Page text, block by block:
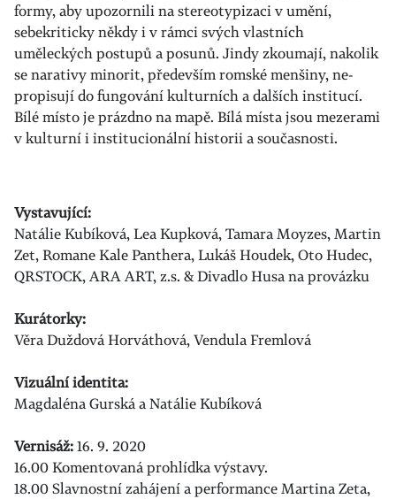
formy, aby upozornili na stereotypizaci v umění,
sebekriticky někdy i v rámci svých vlastních
uměleckých postupů a posunů. Jindy zkoumají, nakolik
se narativy minorit, především romské menšiny, ne-
propisují do fungování kulturních a dalších institucí.
Bílé místo je prázdno na mapě. Bílá místa jsou mezerami
v kulturní i institucionální historii a současnosti.
Vystavující:
Natálie Kubíková, Lea Kupková, Tamara Moyzes, Martin
Zet, Romane Kale Panthera, Lukáš Houdek, Oto Hudec,
QRSTOCK, ARA ART, z.s. & Divadlo Husa na provázku
Kurátorky:
Věra Duždová Horváthová, Vendula Fremlová
Vizuální identita:
Magdaléna Gurská a Natálie Kubíková
Vernisáž:16. 9. 2020
16.00 Komentovaná prohlídka výstavy.
18.00 Slavnostní zahájení a performance Martina Zeta,